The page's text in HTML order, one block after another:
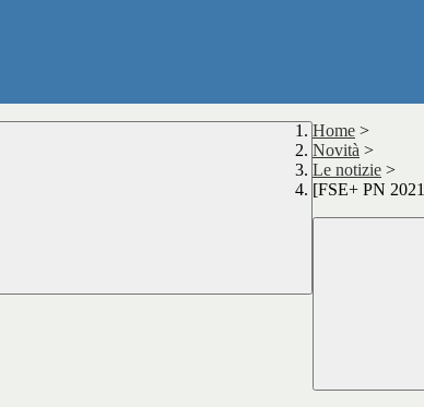
Home >
Novità >
Le notizie >
[FSE+ PN